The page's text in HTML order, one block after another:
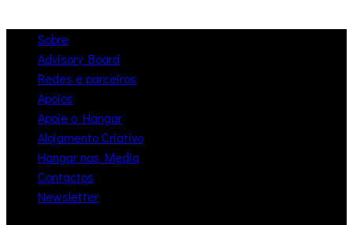
Sobre
Advisory Board
Redes e parceiros
Apoios
Apoie o Hangar
Alojamento Criativo
Hangar nos Media
Contactos
Newsletter